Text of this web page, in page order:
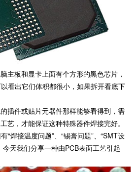
主板和显卡上面有个方形的黑色芯片，
看出它们体积都很小，如果拆开看底下
插件或贴片元器件那样能够看得到，需
艺，才能保证这种特殊器件焊接完好。
“焊接温度问题”、“锡膏问题”、“SMT设
天我们分享一种由PCB表面工艺引起